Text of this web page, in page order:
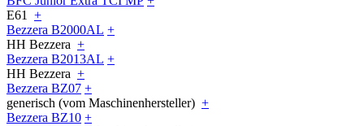
E61 +
Bezzera B2000AL +
HH Bezzera +
Bezzera B2013AL +
HH Bezzera +
Bezzera BZ07 +
generisch (vom Maschinenhersteller) +
Bezzera BZ10 +